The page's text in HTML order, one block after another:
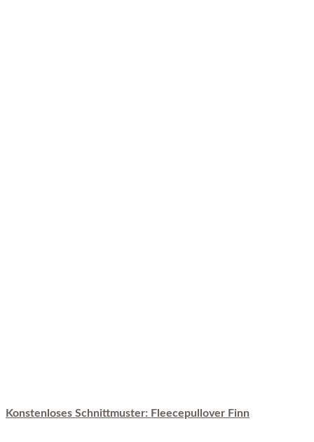
Konstenloses Schnittmuster: Fleecepullover Finn